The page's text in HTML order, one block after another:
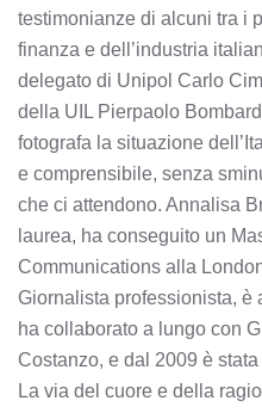
testimonianze di alcuni tra i
finanza e dell’industria
delegato di Unipol Carlo
della UIL Pierpaolo
fotografa la situazione
e comprensibile, senza
che ci attendono. Annalisa
laurea, ha conseguito un
Communications alla
Giornalista professionista, è
ha collaborato a lungo con
Costanzo, e dal 2009 è
La via del cuore e della